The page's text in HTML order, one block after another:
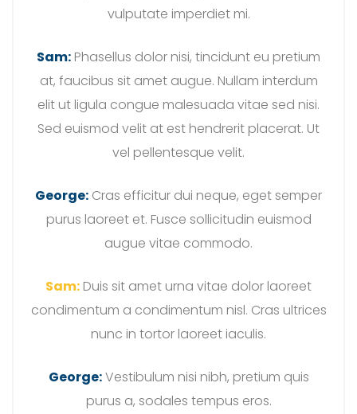
vulputate imperdiet mi.
Sam: Phasellus dolor nisi, tincidunt eu pretium
at, faucibus sit amet augue. Nullam interdum
elit ut ligula congue malesuada vitae sed nisi.
Sed euismod velit at est hendrerit placerat. Ut
vel pellentesque velit.
George: Cras efficitur dui neque, eget semper
purus laoreet et. Fusce sollicitudin euismod
augue vitae commodo.
Sam: Duis sit amet urna vitae dolor laoreet
condimentum a condimentum nisl. Cras ultrices
nunc in tortor laoreet iaculis.
George:Vestibulum nisi nibh, pretium quis
purus a, sodales tempus eros.